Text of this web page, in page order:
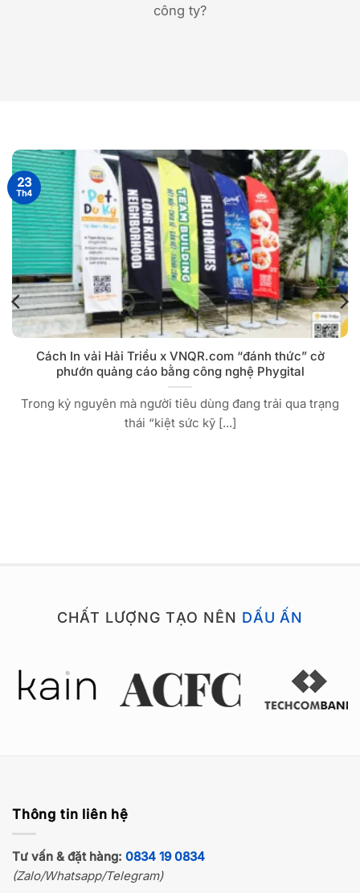
công ty?
Cách In vải Hải Triều x VNQR.com “đánh thức” cờ
phướn quảng cáo bằng công nghệ Phygital
Trong kỷ nguyên mà người tiêu dùng đang trải qua trạng
thái “kiệt sức kỹ [...]
23
Th4
CHẤT LƯỢNG TẠO NÊN DẤU ẤN
Thông tin liên hệ
Tư vấn & đặt hàng: 0834 19 0834
(Zalo/Whatsapp/Telegram)